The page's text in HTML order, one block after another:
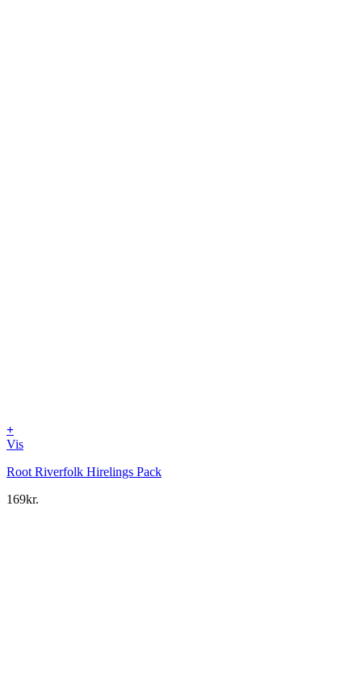
+
Vis
Root Riverfolk Hirelings Pack
169kr.